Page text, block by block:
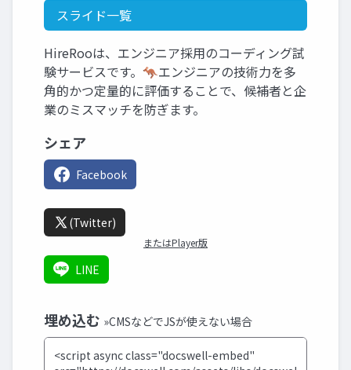
スライド一覧
HireRooは、エンジニア採用のコーディング試
験サービスです。🦘エンジニアの技術力を多
角的かつ定量的に評価することで、候補者と企
業のミスマッチを防ぎます。
シェア
Facebook
(Twitter)
またはPlayer版
LINE
埋め込む »CMSなどでJSが使えない場合